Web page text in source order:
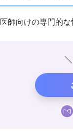
医師向けの専門的